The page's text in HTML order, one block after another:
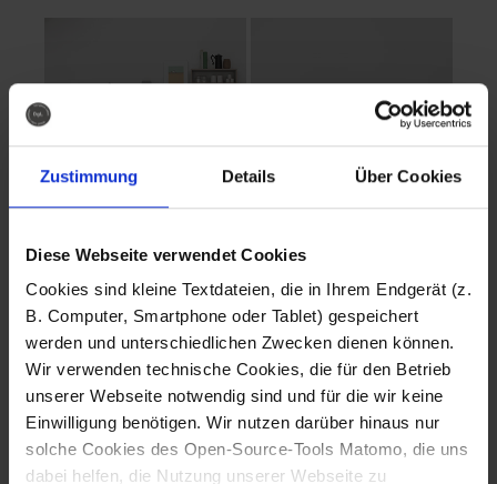
Zustimmung Details Über Cookies
Diese Webseite verwendet Cookies
Cookies sind kleine Textdateien, die in Ihrem Endgerät (z.
B. Computer, Smartphone oder Tablet) gespeichert
werden und unterschiedlichen Zwecken dienen können.
Wir verwenden technische Cookies, die für den Betrieb
unserer Webseite notwendig sind und für die wir keine
Einwilligung benötigen. Wir nutzen darüber hinaus nur
solche Cookies des Open-Source-Tools Matomo, die uns
dabei helfen, die Nutzung unserer Webseite zu
Fotografo: Lorenz
Sternbach
Download
Fotografo: Lorenz
Sternbach
Download